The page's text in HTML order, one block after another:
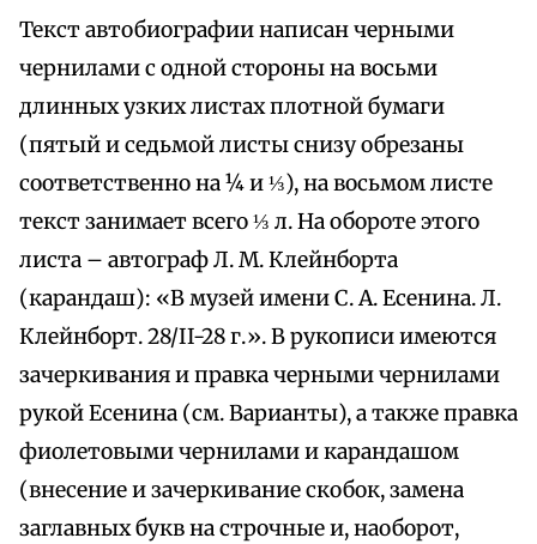
Текст автобиографии написан черными
чернилами с одной стороны на восьми
длинных узких листах плотной бумаги
(пятый и седьмой листы снизу обрезаны
соответственно на ¼ и ⅓), на восьмом листе
текст занимает всего ⅓ л. На обороте этого
листа – автограф Л. М. Клейнборта
(карандаш): «В музей имени С. А. Есенина. Л.
Клейнборт. 28/II-28 г.». В рукописи имеются
зачеркивания и правка черными чернилами
рукой Есенина (см. Варианты), а также правка
фиолетовыми чернилами и карандашом
(внесение и зачеркивание скобок, замена
заглавных букв на строчные и, наоборот,